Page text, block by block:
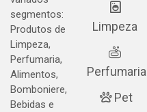
segmentos:
Produtos de
Limpeza,
Perfumaria,
Alimentos,
Bomboniere,
Bebidas e
Limpeza
Perfumaria
Pet